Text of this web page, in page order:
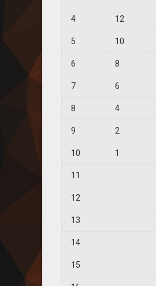
4 12
5 10
6 8
7 6
8 4
9 2
10 1
11
12
13
14
15